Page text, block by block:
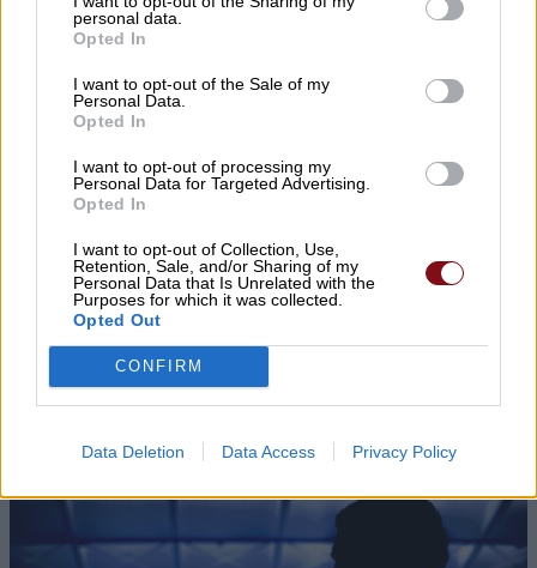
personal data.
Opted In
I want to opt-out of the Sale of my
Personal Data.
Opted In
I want to opt-out of processing my
Personal Data for Targeted Advertising.
Opted In
I want to opt-out of Collection, Use,
Retention, Sale, and/or Sharing of my
Personal Data that Is Unrelated with the
Purposes for which it was collected.
Opted Out
CONFIRM
Data Deletion Data Access Privacy Policy
ΣΗΜΕΡΑ
Τραγωδία στις Σέρρες: Νεκροί μητέρα
και γιος σε σφοδρή μετωπική
σύγκρουση με φορτηγό